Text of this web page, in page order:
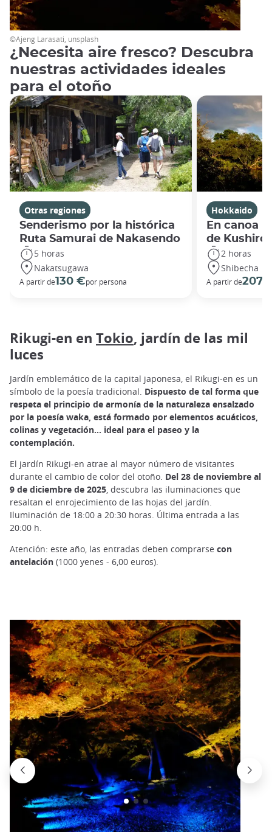
©Ajeng Larasati, unsplash
¿Necesita aire fresco? Descubra
nuestras actividades ideales
para el otoño
Otras regiones
Senderismo por la histórica
Ruta Samurai de Nakasendo
5 horas
Nakatsugawa
A partir de130 €por persona
Hokkaido
En canoa
de Kushiro
2 horas
Shibecha
A partir de207
Rikugi-en en Tokio, jardín de las mil
luces
Jardín emblemático de la capital japonesa, el Rikugi-en es un
símbolo de la poesía tradicional. Dispuesto de tal forma que
respeta el principio de armonía de la naturaleza ensalzado
por la poesía waka, está formado por elementos acuáticos,
colinas y vegetación... ideal para el paseo y la
contemplación.
El jardín Rikugi-en atrae al mayor número de visitantes
durante el cambio de color del otoño. Del 28 de noviembre al
9 de diciembre de 2025, descubra las iluminaciones que
resaltan el enrojecimiento de las hojas del jardín.
Iluminación de 18:00 a 20:30 horas. Última entrada a las
20:00 h.
Atención: este año, las entradas deben comprarse con
antelación (1000 yenes - 6,00 euros).